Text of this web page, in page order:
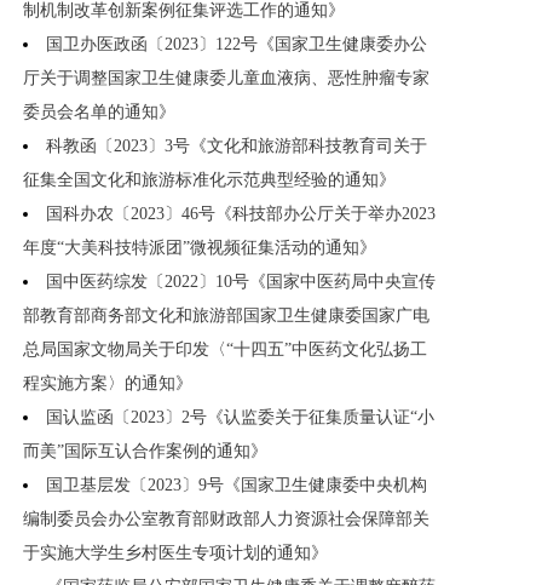
制机制改革创新案例征集评选工作的通知》
国卫办医政函〔2023〕122号《国家卫生健康委办公
厅关于调整国家卫生健康委儿童血液病、恶性肿瘤专家
委员会名单的通知》
科教函〔2023〕3号《文化和旅游部科技教育司关于
征集全国文化和旅游标准化示范典型经验的通知》
国科办农〔2023〕46号《科技部办公厅关于举办2023
年度“大美科技特派团”微视频征集活动的通知》
国中医药综发〔2022〕10号《国家中医药局中央宣传
部教育部商务部文化和旅游部国家卫生健康委国家广电
总局国家文物局关于印发〈“十四五”中医药文化弘扬工
程实施方案〉的通知》
国认监函〔2023〕2号《认监委关于征集质量认证“小
而美”国际互认合作案例的通知》
国卫基层发〔2023〕9号《国家卫生健康委中央机构
编制委员会办公室教育部财政部人力资源社会保障部关
于实施大学生乡村医生专项计划的通知》